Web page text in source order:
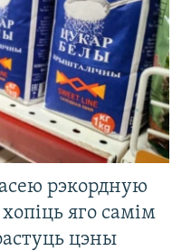
рэкордную
яго самім
цэны